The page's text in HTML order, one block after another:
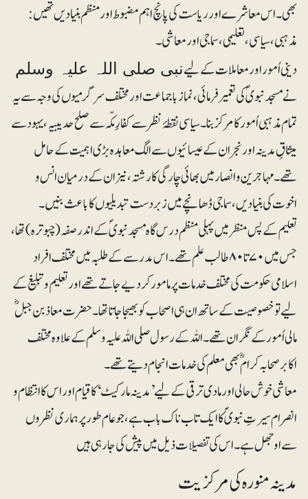
بھی۔ اس معاشرے اور ریاست کی پانچ اہم مضبوط اور منظم بنیادیں تھیں:
مذہبی، سیاسی، تعلیمی، سماجی اور معاشی۔
دینی اُمور اور معاملات کے لیےنبی صلی اللہ علیہ وسلم
نے مسجد نبویؐ کی تعمیر فرمائی، نمازباجماعت اور مختلف سرگرمیوں کی وجہ سے یہ
تمام مذہبی اُمور کا مرکز بنا۔ سیاسی نقطۂ نظر سے کفارِ مکّہ سے صلح حدیبیہ، یہود سے
میثاقِ مدینہ اور نجران کے عیسائیوں سے الگ معاہدہ بڑی اہمیت کے حامل
تھے۔ مہاجرین و انصار میں بھائی چارگی کا رشتہ، نیز ان کے درمیان انس و
اخوت کی بنیادیں، سماجی ڈھانچے میں زبردست تبدیلیوں کا باعث بنیں۔
تعلیم کے پس منظر میں پہلی منظم درس گاہ مسجد نبویؐ کے اندر صفہ (چبوترہ) تھا،
جس میں ۷۰ تا ۸۰ طالب علم تھے۔ اس مدرسے کے طلبہ میں مختلف افراد
اسلامی حکومت کی مختلف خدمات پر مامور کر دیے جاتے تھے اور تعلیم و تبلیغ کے
لیے تو خصوصیت کے ساتھ ان ہی اصحاب کو بھیجا جاتا تھا۔ حضرت معاذ بن جبلؓ
مالی اُمور کے نگران تھے۔ اللہ کے رسول صلی اللہ علیہ وسلم کے علاوہ مختلف
اکابر صحابہ کرامؓ بھی معلم کی خدمات انجام دیتے تھے۔
معاشی خوش حالی اور مادی ترقی کے لیے ’مدینہ مارکیٹ‘ کا قیام اور اس کا انتظام و
انصرام سیرتِ نبویؐ کا ایک تاب ناک باب ہے، جو عام طور پر ہماری نظروں
سے اوجھل ہے۔ اس کی تفصیلات ذیل میں پیش کی جارہی ہیں
مدینہ منورہ کی مرکزیت